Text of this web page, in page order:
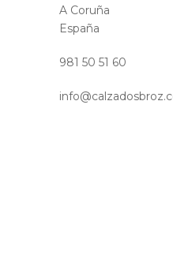
A Coruña
España
981 50 51 60